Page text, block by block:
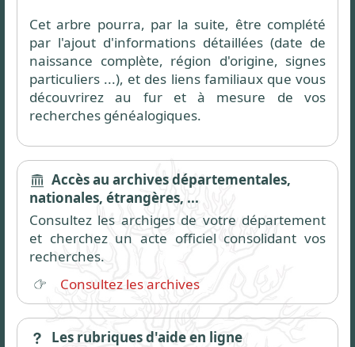
Cet arbre pourra, par la suite, être complété
par l'ajout d'informations détaillées (date de
naissance complète, région d'origine, signes
particuliers ...), et des liens familiaux que vous
découvrirez au fur et à mesure de vos
recherches généalogiques.
Accès au archives départementales,
nationales, étrangères, ...
Consultez les archiges de votre département
et cherchez un acte officiel consolidant vos
recherches.
Consultez les archives
Les rubriques d'aide en ligne